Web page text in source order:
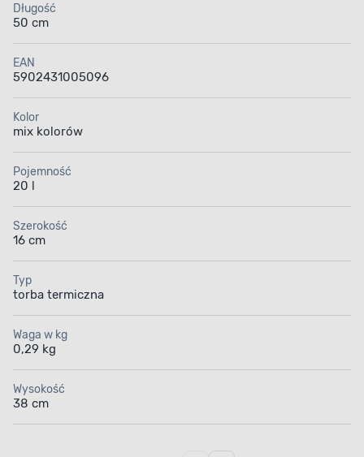
Długość
50 cm
EAN
5902431005096
Kolor
mix kolorów
Pojemność
20 l
Szerokość
16 cm
Typ
torba termiczna
Waga w kg
0,29 kg
Wysokość
38 cm